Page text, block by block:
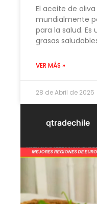
El aceite de
mundialmente
para la salud.
grasas
VER MÁS »
28 de Abril de 2025
qtradechile